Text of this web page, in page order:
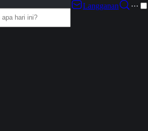
Langganan
···